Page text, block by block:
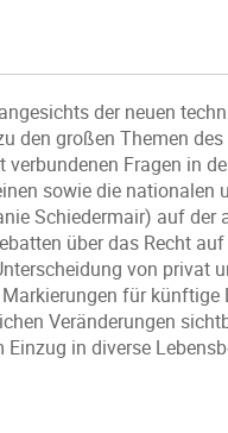
der neuen
den großen Themen
verbundenen Fragen in
sowie die
Schiedermair) auf der
über das Recht
von privat
für
Veränderungen
in diverse